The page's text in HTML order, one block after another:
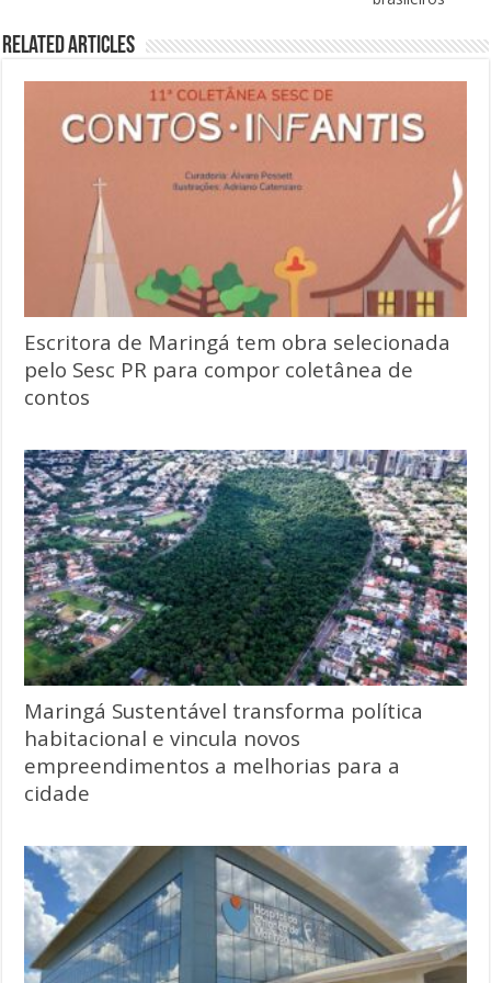
Related Articles
Escritora de Maringá tem obra selecionada
pelo Sesc PR para compor coletânea de
contos
Maringá Sustentável transforma política
habitacional e vincula novos
empreendimentos a melhorias para a
cidade